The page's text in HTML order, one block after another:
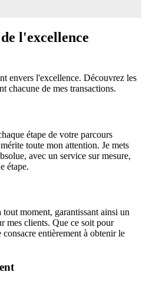
l'excellence
envers l'excellence. Découvrez les
chacune de mes transactions.
étape de votre parcours
toute mon attention. Je mets
avec un service sur mesure,
étape.
tout moment, garantissant ainsi un
mes clients. Que ce soit pour
entièrement à obtenir le